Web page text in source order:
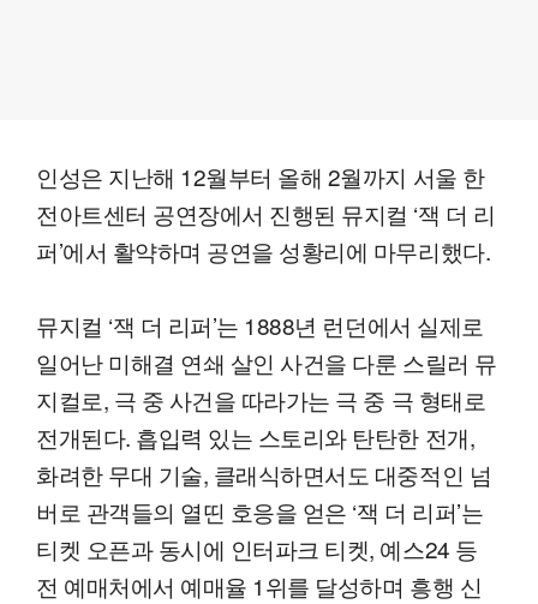
인성은 지난해 12월부터 올해 2월까지 서울 한
전아트센터 공연장에서 진행된 뮤지컬 ‘잭 더 리
퍼’에서 활약하며 공연을 성황리에 마무리했다.
뮤지컬 ‘잭 더 리퍼’는 1888년 런던에서 실제로
일어난 미해결 연쇄 살인 사건을 다룬 스릴러 뮤
지컬로, 극 중 사건을 따라가는 극 중 극 형태로
전개된다. 흡입력 있는 스토리와 탄탄한 전개,
화려한 무대 기술, 클래식하면서도 대중적인 넘
버로 관객들의 열띤 호응을 얻은 ‘잭 더 리퍼’는
티켓 오픈과 동시에 인터파크 티켓, 예스24 등
전 예매처에서 예매율 1위를 달성하며 흥행 신